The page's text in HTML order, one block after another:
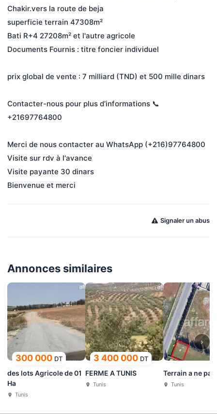
Chakir.vers la route de beja
superficie terrain 47308m²
Bati R+4 27208m² et l'autre agricole
Documents Fournis : titre foncier individuel
prix global de vente : 7 milliard (TND) et 500 mille dinars
Contacter-nous pour plus d’informations 📞
+21697764800
Merci de nous contacter au WhatsApp (+216)97764800
Visite sur rdv à l'avance
Visite payante 30 dinars
Bienvenue et merci
Signaler un abus
Annonces similaires
300 000 DT
des lots Agricole de 01
Ha
Tunis
3 400 000 DT
FERME A TUNIS
Tunis
Terrain a ne
Tunis
›